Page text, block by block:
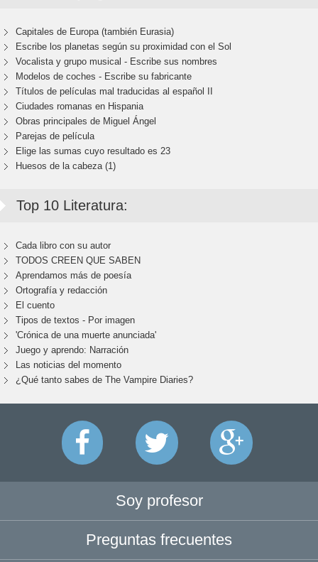
Capitales de Europa (también Eurasia)
Escribe los planetas según su proximidad con el Sol
Vocalista y grupo musical - Escribe sus nombres
Modelos de coches - Escribe su fabricante
Títulos de películas mal traducidas al español II
Ciudades romanas en Hispania
Obras principales de Miguel Ángel
Parejas de película
Elige las sumas cuyo resultado es 23
Huesos de la cabeza (1)
Top 10 Literatura:
Cada libro con su autor
TODOS CREEN QUE SABEN
Aprendamos más de poesía
Ortografía y redacción
El cuento
Tipos de textos - Por imagen
'Crónica de una muerte anunciada'
Juego y aprendo: Narración
Las noticias del momento
¿Qué tanto sabes de The Vampire Diaries?
Soy profesor
Preguntas frecuentes